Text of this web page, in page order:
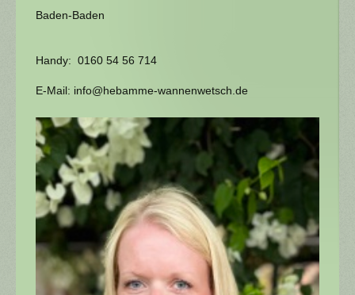
Baden-Baden
Handy: 0160 54 56 714
E-Mail: info@hebamme-wannenwetsch.de